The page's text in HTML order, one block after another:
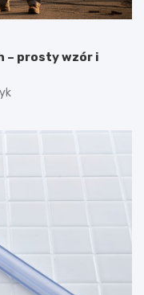
– prosty wzór i